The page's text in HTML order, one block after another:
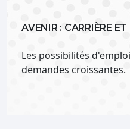
AVENIR : CARRIÈRE
Les possibilités
demandes croissantes.